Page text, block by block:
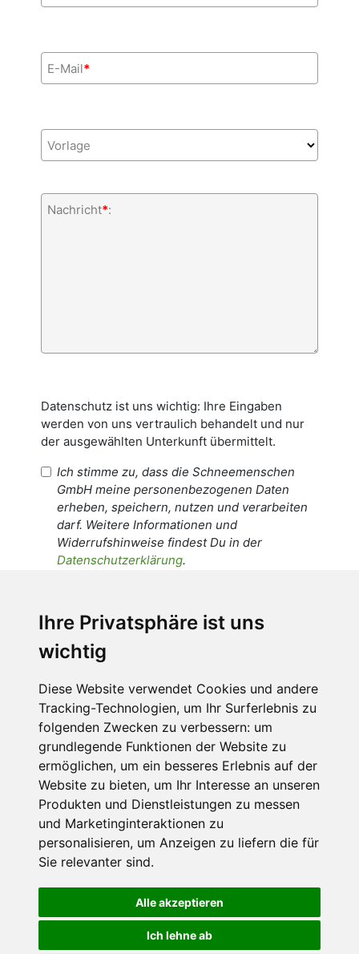
Ihre Privatsphäre ist uns
wichtig
Diese Website verwendet Cookies und andere
Tracking-Technologien, um Ihr Surferlebnis zu
folgenden Zwecken zu verbessern: um
grundlegende Funktionen der Website zu
ermöglichen, um ein besseres Erlebnis auf der
Website zu bieten, um Ihr Interesse an unseren
Produkten und Dienstleistungen zu messen
und Marketinginteraktionen zu
personalisieren, um Anzeigen zu liefern die für
Sie relevanter sind.
Alle akzeptieren
Ich lehne ab
E-Mail*
Vorlage
Nachricht*:
Datenschutz ist uns wichtig: Ihre Eingaben
werden von uns vertraulich behandelt und nur
der ausgewählten Unterkunft übermittelt.
Ich stimme zu, dass die Schneemenschen
GmbH meine personenbezogenen Daten
erheben, speichern, nutzen und verarbeiten
darf. Weitere Informationen und
Widerrufshinweise findest Du in der
Datenschutzerklärung.
personenbezogenen Daten an den
Empfänger dieser Nachricht weitergeleitet
werden dürfen. Weitere Informationen und
Widerrufshinweise findest Du in der
Datenschutzerklärung.
Anfrage abschicken
Diese Seite ist durch reCAPTCHA geschützt und es
gelten die GoogleDatenschutzerklärung und
Nutzungsbedingungen.
Datenschutzbedingungen